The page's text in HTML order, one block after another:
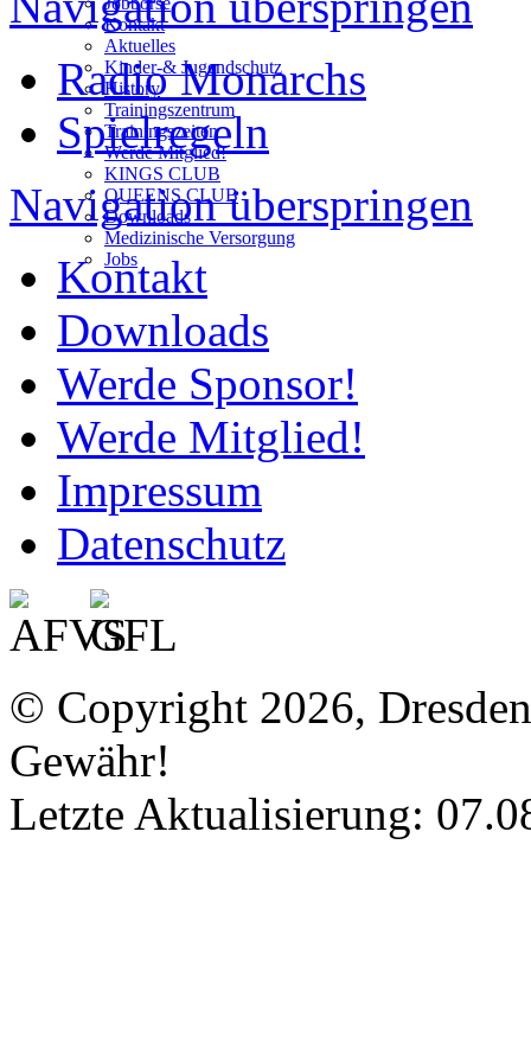
Kontakt
Aktuelles
Kinder-& Jugendschutz
History
Trainingszentrum
Trainingszeiten
Werde Mitglied!
KINGS CLUB
QUEENS CLUB
Downloads
Medizinische Versorgung
Jobs
Radio Monarchs
Spielregeln
Navigation überspringen
Kontakt
Downloads
Werde Sponsor!
Werde Mitglied!
Impressum
Datenschutz
© Copyright 2026,
Gewähr!
Letzte Aktualisierung: